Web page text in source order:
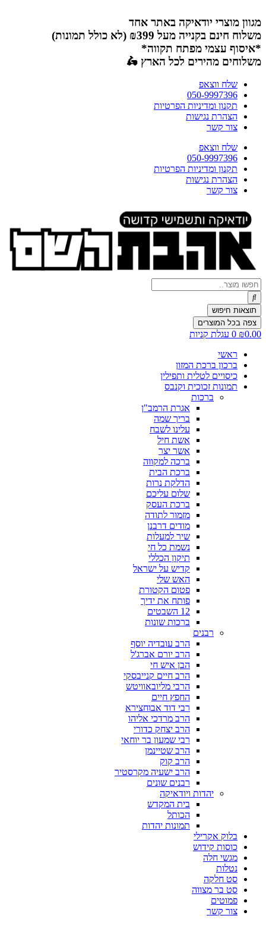
לתוכן
מגוון מוצרי יודאיקה באתר אחד
משלוח חינם בקנייה מעל ₪399 (לא כולל תמונות)
*איסוף עצמי מפתח תקווה*
משלוחים מהירים לכל הארץ 🛵
שלח ווצאפ
050-9997396
תקנון ומדיניות הפרטיות
הצהרת נגישות
צור קשר
שלח ווצאפ
050-9997396
תקנון ומדיניות הפרטיות
הצהרת נגישות
צור קשר
Search
...
תוצאות חיפוש
צפה בכל המוצרים
₪0.00
0 עגלת קניות
ראשי
ברכון ברכת המזון
כיסויים לטלית ותפילין
תמונות זכוכית וקנבס
ברכות
אגרת הרמב"ן
בריך שמה
עלינו לשבח
אשת חיל
אשר יצר
ברכה למקווה
ברכת הבית
הדלקת נרות
שלום עליכם
ברכת העסק
מזמור לתודה
מודים דרבנן
שיר למעלות
נשמת כל חי
תיקון הכללי
קדיש על ישראל
האש שלי
פטום הקטורת
פותח את ידיך
12 השבטים
ברכות שונות
רבנים
הרב עובדיה יוסף
הרב יורם אברג'ל
הבן איש חי
הרב חיים קנייבסקי
הרבי מליובאוויטש
החפץ חיים
רבי דוד אבוחצירא
הרב מרדכי אליהו
הרב יצחק כדורי
רבי שמעון בר יוחאי
הרב שטיינמן
הרב קוק
הרב ישעיה מקרסטיר
רבנים שונים
יהדות ויודאיקה
בית המקדש
הכותל
תמונות יהדות
בלוק אקרילי
כוסות קידוש
מגשי חלה
נטלות
סט חלקה
סט בר מצווה
פמוטים
צור קשר